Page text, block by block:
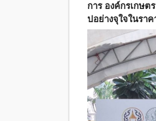
การ องค์กรเกษต
ปอย่างจุใจในรา